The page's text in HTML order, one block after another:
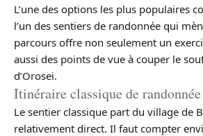
L’une des options les plus populaires
l’un des sentiers de randonnée qui
parcours offre non seulement un
aussi des points de vue à couper le
d’Orosei.
Itinéraire classique de randonnée
Le sentier classique part du village de
relativement direct. Il faut compter